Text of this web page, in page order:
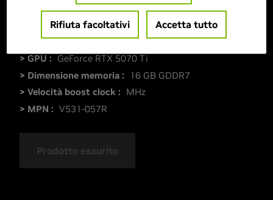
> GPU : GeForce RTX 5070 Ti
> Dimensione memoria :
16 GB GDDR7
> Velocità boost clock : MHz
> MPN : V531-057R
Prodotto esaurito
Rifiuta facoltativi Accetta tutto